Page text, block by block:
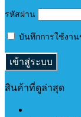
รหัสผ่าน
บันทึกการใช้งา
สินค้าที่ดูล่าสุด